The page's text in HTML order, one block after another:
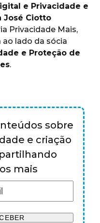
e Privacidade e
José Ciotto
Privacidade Mais,
lado da sócia
e Proteção de
.
sobre
e criação
mais